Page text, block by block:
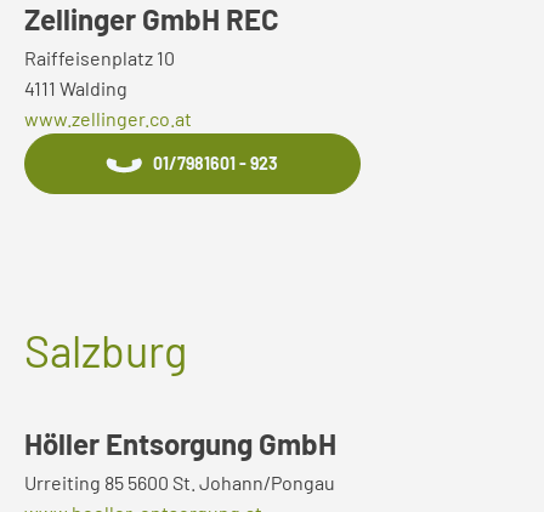
Zellinger GmbH REC
Raiffeisenplatz 10
4111 Walding
www.zellinger.co.at
01/7981601 - 923
Salzburg
Höller Entsorgung GmbH
Urreiting 85 5600 St. Johann/Pongau